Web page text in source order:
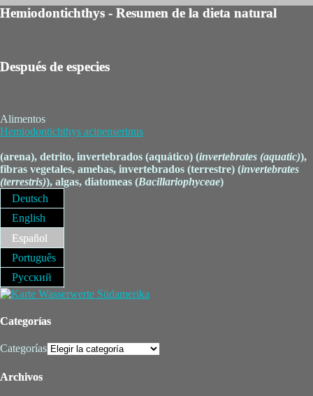
Hemiodontichthys - Resumen de la dieta natural
Después de especies
Alimentos
Hemiodontichthys acipenserinus
(arena), detrito, invertebrados (aquático) (invertebrates (aquatic)),
fibras vegetales, amebas, invertebrados (terrestre) (invertebrates
(terrestris)), algas, diatomeas (Bacillariophyceae)
Deutsch
English
Español
Português
Русский
Categorías
Categorías
Archivos